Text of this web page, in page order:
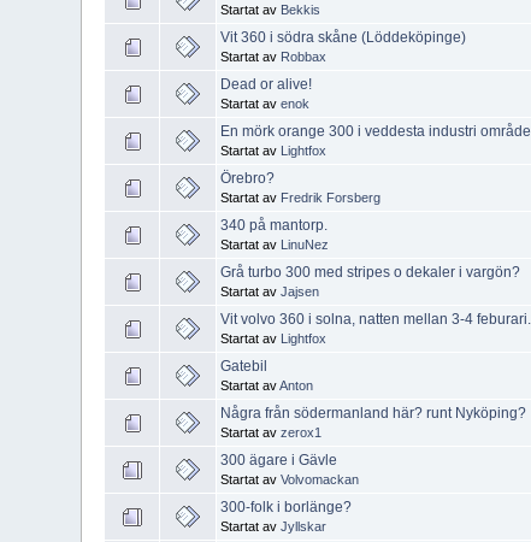
Startat av Bekkis
Vit 360 i södra skåne (Löddeköpinge)
Startat av Robbax
Dead or alive!
Startat avenok
En mörk orange 300 i veddesta industri område
Startat av Lightfox
Örebro?
Startat av Fredrik Forsberg
340 på mantorp.
Startat av LinuNez
Grå turbo 300 med stripes o dekaler i vargön?
Startat avJajsen
Vit volvo 360 i solna, natten mellan 3-4 feburari.
Startat av Lightfox
Gatebil
Startat avAnton
Några från södermanland här? runt Nyköping?
Startat avzerox1
300 ägare i Gävle
Startat avVolvomackan
300-folk i borlänge?
Startat avJyllskar